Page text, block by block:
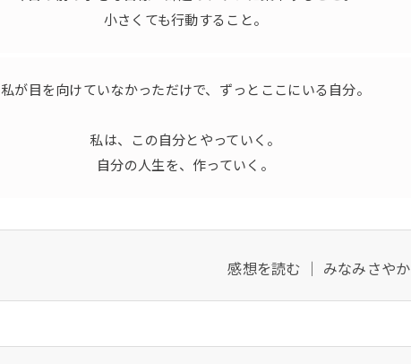
小さくても行動すること。
私が目を向けていなかっただけで、ずっとここにいる自分。
私は、この自分とやっていく。
自分の人生を、作っていく。
感想を読む ｜ みなみさやか